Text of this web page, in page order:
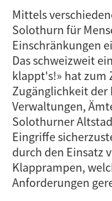
Mittels
Solothurn für
Einschränkungen
Das schweizweit
klappt's!» hat zum
Zugänglichkeit der
Verwaltungen,
Solothurner
Eingriffe
durch den Einsatz
Klapprampen,
Anforderungen